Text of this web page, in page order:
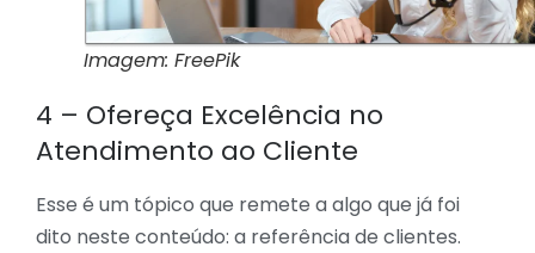
Imagem: FreePik
4 – Ofereça Excelência no
Atendimento ao Cliente
Esse é um tópico que remete a algo que já foi
dito neste conteúdo: a referência de clientes.